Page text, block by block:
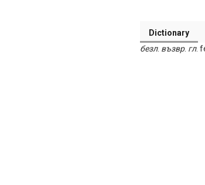
Dictionary
безл. възвр. гл.